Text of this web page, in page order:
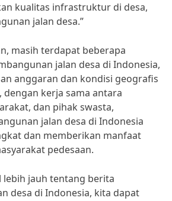
kualitas infrastruktur di desa,
jalan desa.”
masih terdapat beberapa
jalan desa di Indonesia,
anggaran dan kondisi geografis
dengan kerja sama antara
dan pihak swasta,
jalan desa di Indonesia
dan memberikan manfaat
pedesaan.
lebih jauh tentang berita
desa di Indonesia, kita dapat